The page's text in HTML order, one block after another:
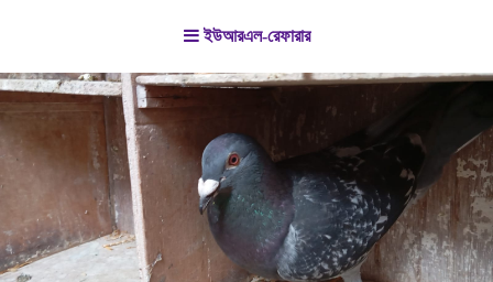
ইউআরএল-রেফারার